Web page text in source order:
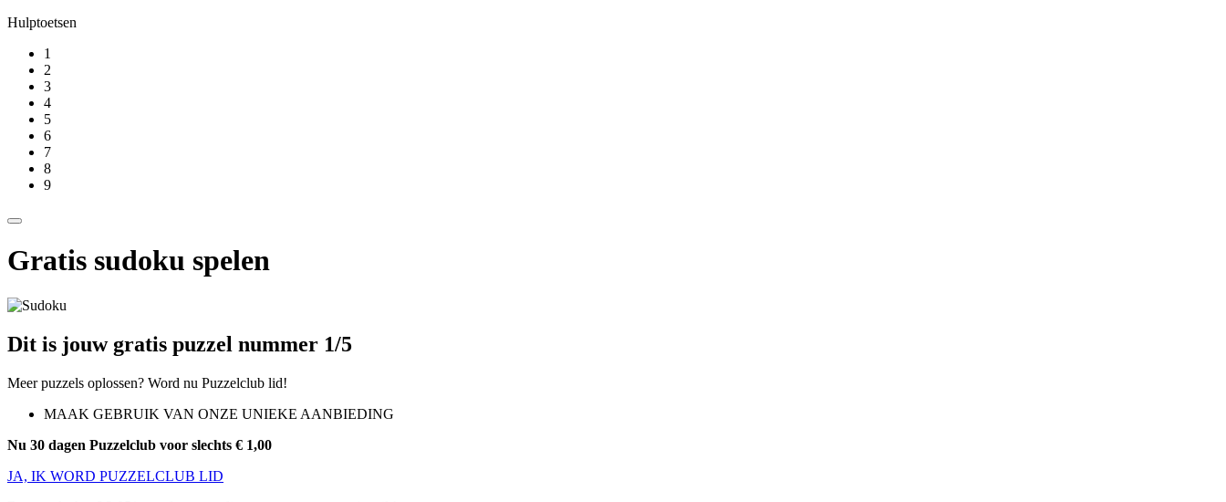
Hulptoetsen
1
2
3
4
5
6
7
8
9
Gratis sudoku spelen
Dit is jouw gratis puzzel nummer 1/5
Meer puzzels oplossen? Word nu Puzzelclub lid!
MAAK GEBRUIK VAN ONZE UNIEKE AANBIEDING
Nu 30 dagen Puzzelclub voor slechts € 1,00
JA, IK WORD PUZZELCLUB LID